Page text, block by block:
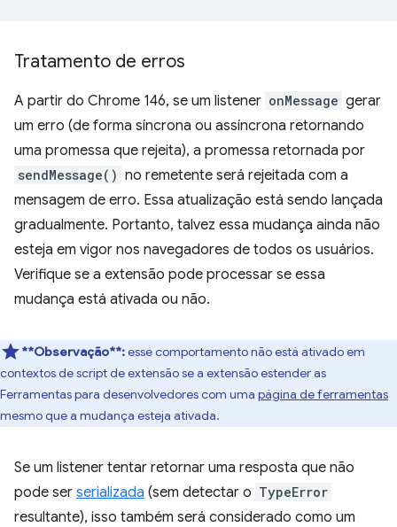
Tratamento de erros
A partir do Chrome 146, se um listener onMessage gerar
um erro (de forma síncrona ou assíncrona retornando
uma promessa que rejeita), a promessa retornada por
sendMessage() no remetente será rejeitada com a
mensagem de erro. Essa atualização está sendo lançada
gradualmente. Portanto, talvez essa mudança ainda não
esteja em vigor nos navegadores de todos os usuários.
Verifique se a extensão pode processar se essa
mudança está ativada ou não.
**Observação**:esse comportamento não está ativado em
contextos de script de extensão se a extensão estender as
Ferramentas para desenvolvedores com uma página de ferramentas
mesmo que a mudança esteja ativada.
Se um listener tentar retornar uma resposta que não
pode ser serializada (sem detectar o TypeError
resultante), isso também será considerado como um